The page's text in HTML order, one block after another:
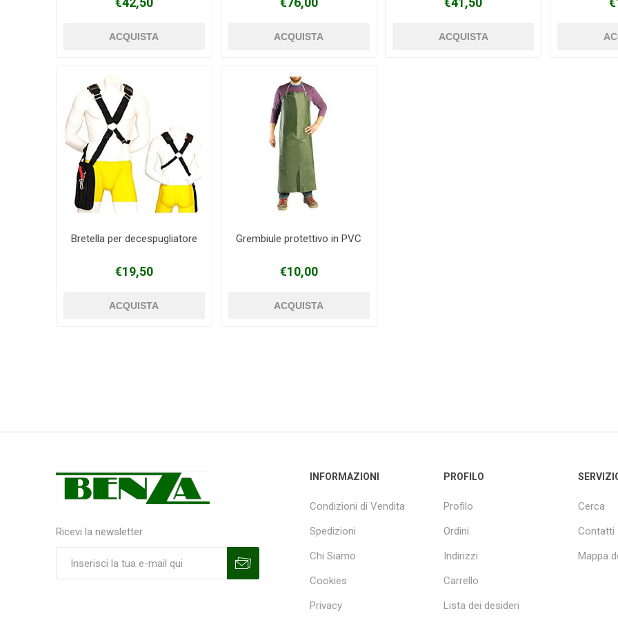
Bretella per decespugliatore
€19,50
Grembiule protettivo in PVC
€10,00
Ricevi la newsletter
INFORMAZIONI
Condizioni di Vendita
Spedizioni
Chi Siamo
Cookies
Privacy
PROFILO
Profilo
Ordini
Indirizzi
Carrello
Lista dei desideri
Cerca
Contatti
Mappa